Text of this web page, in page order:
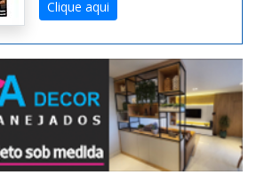
Clique aqui